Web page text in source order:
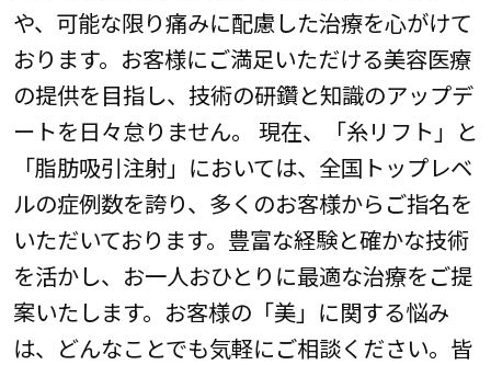
や、可能な限り痛みに配慮した治療を心がけて
おります。お客様にご満足いただける美容医療
の提供を目指し、技術の研鑽と知識のアップデ
ートを日々怠りません。 現在、「糸リフト」と
「脂肪吸引注射」においては、全国トップレベ
ルの症例数を誇り、多くのお客様からご指名を
いただいております。豊富な経験と確かな技術
を活かし、お一人おひとりに最適な治療をご提
案いたします。お客様の「美」に関する悩み
は、どんなことでも気軽にご相談ください。皆